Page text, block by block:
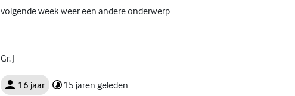
volgende week weer een andere onderwerp
Gr. J
16 jaar 15 jaren geleden